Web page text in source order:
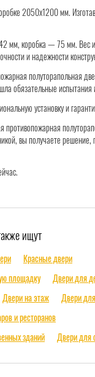
2050х1200 мм.
мм, коробка — 75 мм. Вес
и надежности
полуторапольная
обязательные испытания
установку и
противопожарная
вы получаете
ищут
Красные двери
площадку
Двери для
Двери на этаж
Двери
и ресторанов
зданий
Двери для